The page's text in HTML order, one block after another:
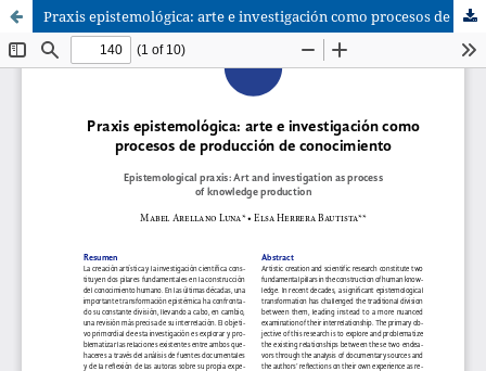
Praxis epistemológica: arte e investigación como procesos de producción de conocimiento